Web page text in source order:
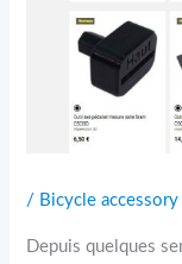
/ Bicycle accessory
Depuis quelques